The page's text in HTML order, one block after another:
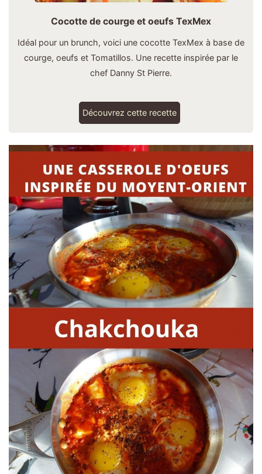
Cocotte de courge et oeufs TexMex
Idéal pour un brunch, voici une cocotte TexMex à base de
courge, oeufs et Tomatillos. Une recette inspirée par le
chef Danny St Pierre.
Découvrez cette recette